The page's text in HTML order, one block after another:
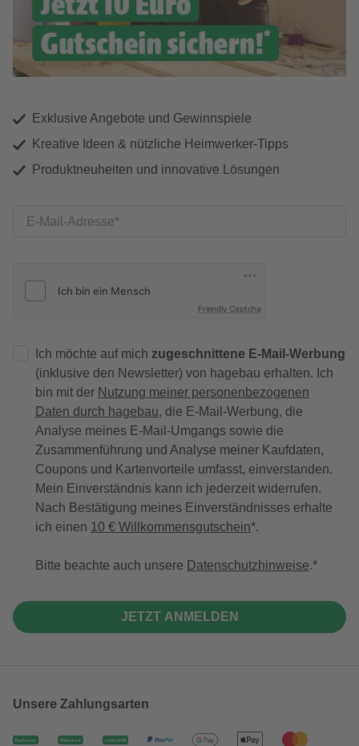
Exklusive Angebote und Gewinnspiele
Kreative Ideen & nützliche Heimwerker-Tipps
Produktneuheiten und innovative Lösungen
E-Mail-Adresse
Friendly Captcha
Ich möchte auf mich zugeschnittene E-Mail-Werbung
(inklusive den Newsletter) von hagebau erhalten. Ich
bin mit der Nutzung meiner personenbezogenen
Daten durch hagebau, die E-Mail-Werbung, die
Analyse meines E-Mail-Umgangs sowie die
Zusammenführung und Analyse meiner Kaufdaten,
Coupons und Kartenvorteile umfasst, einverstanden.
Mein Einverständnis kann ich jederzeit widerrufen.
Nach Bestätigung meines Einverständnisses erhalte
ich einen 10 € Willkommensgutschein*.
Bitte beachte auch unsere Datenschutzhinweise.
JETZT ANMELDEN
Unsere Zahlungsarten